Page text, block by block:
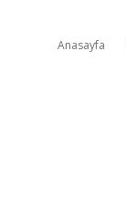
Anasayfa